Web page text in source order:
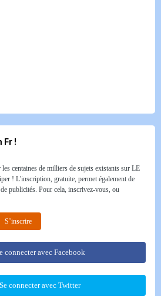
Fr !
centaines de milliers de sujets existants sur LE
! L'inscription, gratuite, permet également de
publicités. Pour cela, inscrivez-vous, ou
S’inscrire
connecter avec Facebook
Se connecter avec Twitter